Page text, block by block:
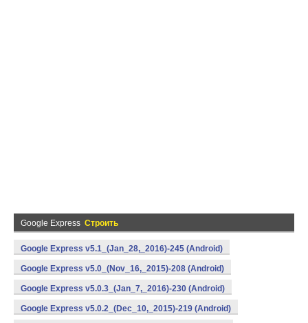
Google Express Строить
Google Express v5.1_(Jan_28,_2016)-245 (Android)
Google Express v5.0_(Nov_16,_2015)-208 (Android)
Google Express v5.0.3_(Jan_7,_2016)-230 (Android)
Google Express v5.0.2_(Dec_10,_2015)-219 (Android)